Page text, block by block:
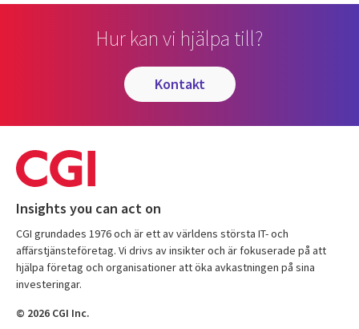
Hur kan vi hjälpa till?
kontakt
Insights you can act on
CGI grundades 1976 och är ett av världens största IT- och
affärstjänsteföretag. Vi drivs av insikter och är fokuserade på att
hjälpa företag och organisationer att öka avkastningen på sina
investeringar.
© 2026 CGI Inc.